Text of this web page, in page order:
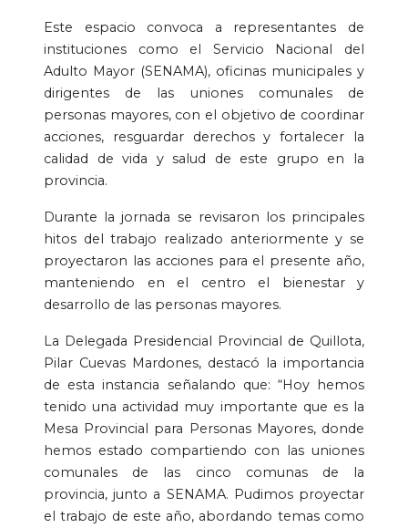
Este espacio convoca a representantes de
instituciones como el Servicio Nacional del
Adulto Mayor (SENAMA), oficinas municipales y
dirigentes de las uniones comunales de
personas mayores, con el objetivo de coordinar
acciones, resguardar derechos y fortalecer la
calidad de vida y salud de este grupo en la
provincia.
Durante la jornada se revisaron los principales
hitos del trabajo realizado anteriormente y se
proyectaron las acciones para el presente año,
manteniendo en el centro el bienestar y
desarrollo de las personas mayores.
La Delegada Presidencial Provincial de Quillota,
Pilar Cuevas Mardones, destacó la importancia
de esta instancia señalando que: “Hoy hemos
tenido una actividad muy importante que es la
Mesa Provincial para Personas Mayores, donde
hemos estado compartiendo con las uniones
comunales de las cinco comunas de la
provincia, junto a SENAMA. Pudimos proyectar
el trabajo de este año, abordando temas como